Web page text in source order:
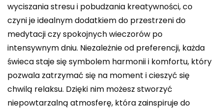
wyciszania stresu i pobudzania kreatywności, co
czyni je idealnym dodatkiem do przestrzeni do
medytacji czy spokojnych wieczorów po
intensywnym dniu. Niezależnie od preferencji, każda
świeca staje się symbolem harmonii i komfortu, który
pozwala zatrzymać się na moment i cieszyć się
chwilą relaksu. Dzięki nim możesz stworzyć
niepowtarzalną atmosferę, która zainspiruje do